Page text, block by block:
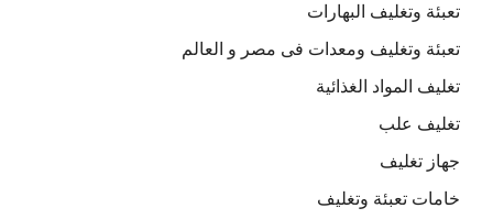
تعبئة وتغليف البهارات
تعبئة وتغليف ومعدات فى مصر و العالم
تغليف المواد الغذائية
تغليف علب
جهاز تغليف
خامات تعبئة وتغليف